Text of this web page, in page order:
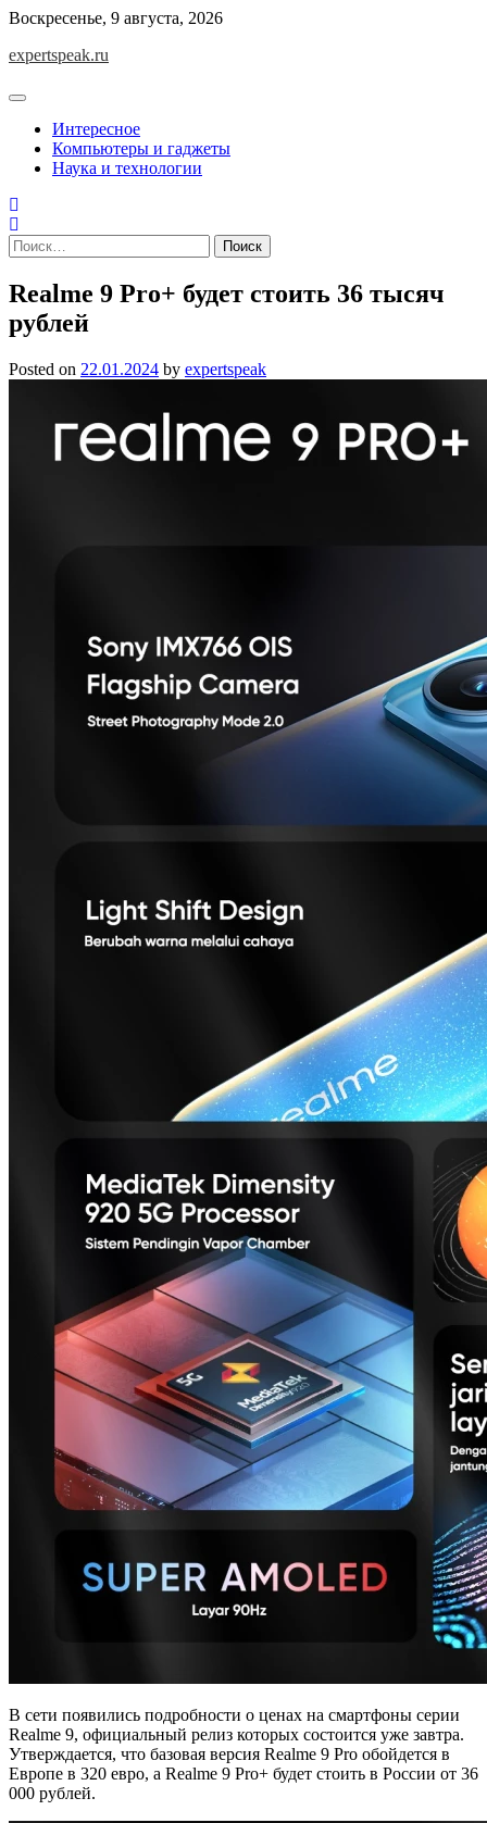
Skip
content
Воскресенье, 9 августа, 2026
expertspeak.ru
Интересное
Компьютеры и гаджеты
Наука и технологии
Найти:
Realme 9 Pro+ будет стоить 36 тысяч
рублей
Posted on 22.01.2024 by expertspeak
В сети появились подробности о ценах на смартфоны серии
Realme 9, официальный релиз которых состоится уже завтра.
Утверждается, что базовая версия Realme 9 Pro обойдется в
Европе в 320 евро, а Realme 9 Pro+ будет стоить в России от 36
000 рублей.